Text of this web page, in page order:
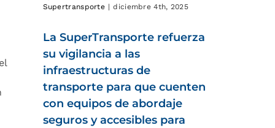
Supertransporte | diciembre 4th, 2025
La SuperTransporte refuerza
su vigilancia a las
infraestructuras de
transporte para que cuenten
con equipos de abordaje
seguros y accesibles para